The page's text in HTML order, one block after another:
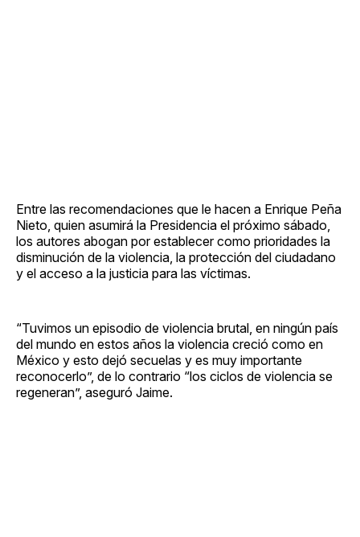
Entre las recomendaciones que le hacen a Enrique Peña
Nieto, quien asumirá la Presidencia el próximo sábado,
los autores abogan por establecer como prioridades la
disminución de la violencia, la protección del ciudadano
y el acceso a la justicia para las víctimas.
“Tuvimos un episodio de violencia brutal, en ningún país
del mundo en estos años la violencia creció como en
México y esto dejó secuelas y es muy importante
reconocerlo”, de lo contrario “los ciclos de violencia se
regeneran”, aseguró Jaime.